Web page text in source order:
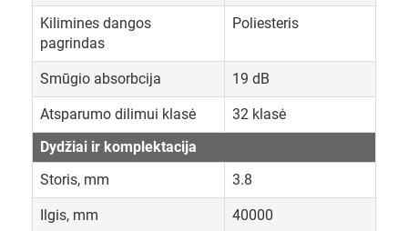
Kilimines dangos
pagrindas
Poliesteris
Smūgio absorbcija 19 dB
Atsparumo dilimui klasė
32 klasė
Dydžiai ir komplektacija
Storis, mm
3.8
Ilgis, mm 40000